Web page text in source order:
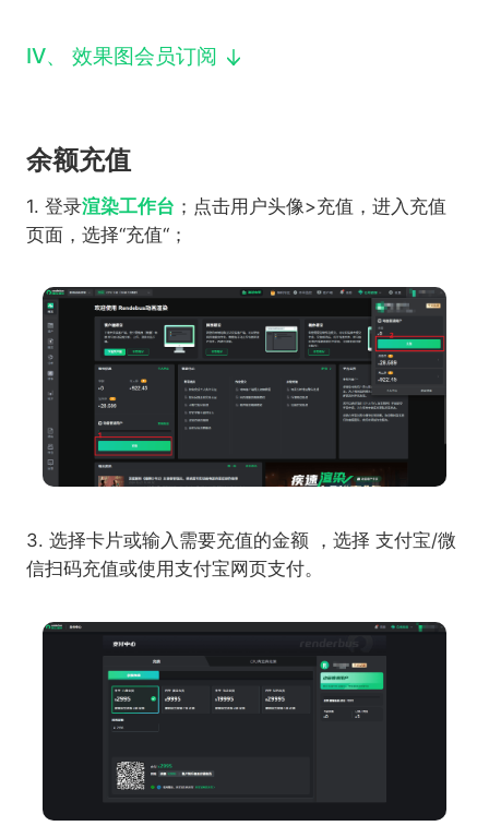
IV、 效果图会员订阅
余额充值
1. 登录渲染工作台 ；点击用户头像>充值，进入充值
页面，选择“充值“；
3. 选择卡片或输入需要充值的金额 ，选择 支付宝/微
信扫码充值或使用支付宝网页支付。